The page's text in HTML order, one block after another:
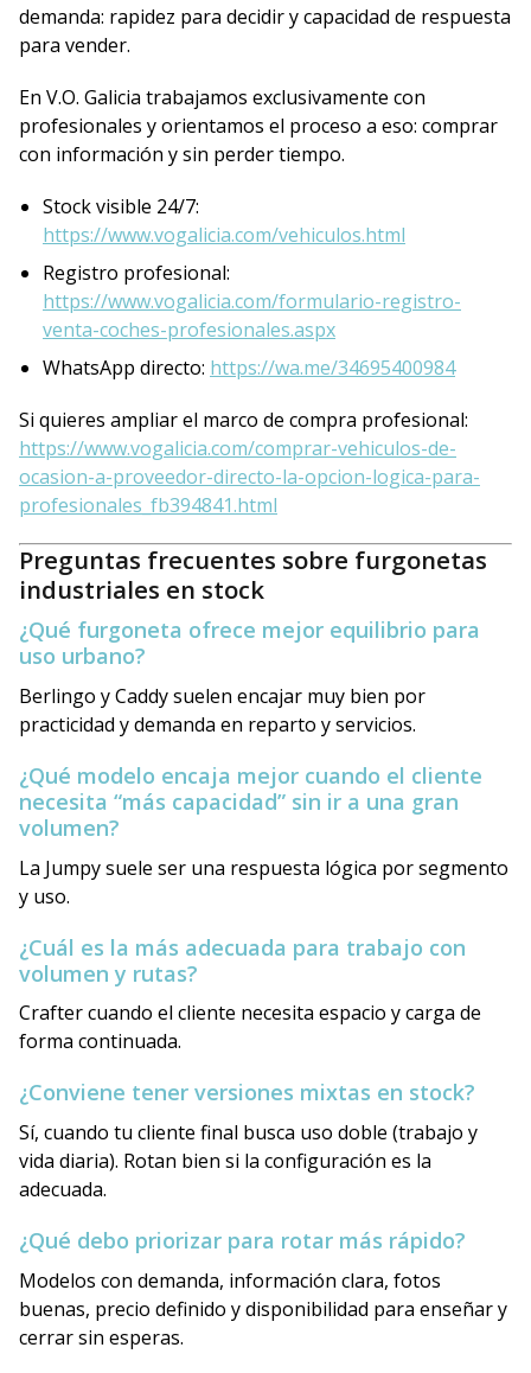
demanda: rapidez para decidir y capacidad de respuesta
para vender.
En V.O. Galicia trabajamos exclusivamente con
profesionales y orientamos el proceso a eso: comprar
con información y sin perder tiempo.
Stock visible 24/7:
https://www.vogalicia.com/vehiculos.html
Registro profesional:
https://www.vogalicia.com/formulario-registro-
venta-coches-profesionales.aspx
WhatsApp directo: https://wa.me/34695400984
Si quieres ampliar el marco de compra profesional:
https://www.vogalicia.com/comprar-vehiculos-de-
ocasion-a-proveedor-directo-la-opcion-logica-para-
profesionales_fb394841.html
Preguntas frecuentes sobre furgonetas
industriales en stock
¿Qué furgoneta ofrece mejor equilibrio para
uso urbano?
Berlingo y Caddy suelen encajar muy bien por
practicidad y demanda en reparto y servicios.
¿Qué modelo encaja mejor cuando el cliente
necesita “más capacidad” sin ir a una gran
volumen?
La Jumpy suele ser una respuesta lógica por segmento
y uso.
¿Cuál es la más adecuada para trabajo con
volumen y rutas?
Crafter cuando el cliente necesita espacio y carga de
forma continuada.
¿Conviene tener versiones mixtas en stock?
Sí, cuando tu cliente final busca uso doble (trabajo y
vida diaria). Rotan bien si la configuración es la
adecuada.
¿Qué debo priorizar para rotar más rápido?
Modelos con demanda, información clara, fotos
buenas, precio definido y disponibilidad para enseñar y
cerrar sin esperas.